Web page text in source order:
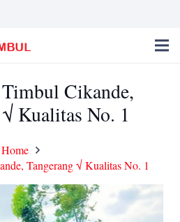
Cikande,
Kualitas No. 1
Home
Tangerang √ Kualitas No. 1